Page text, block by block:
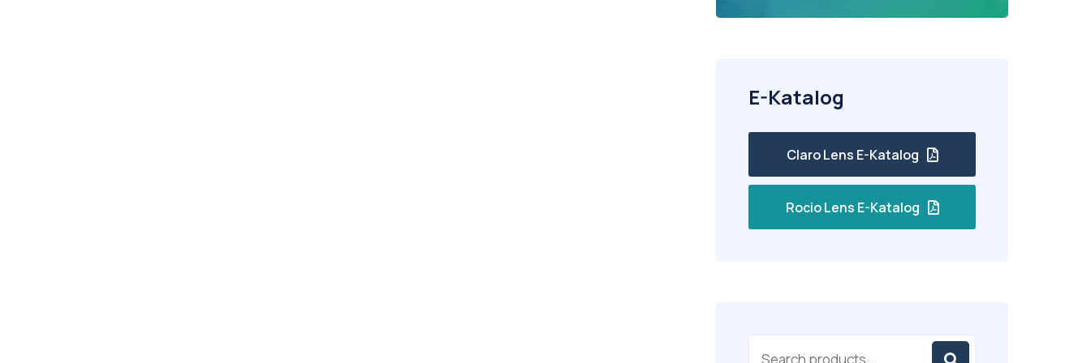
E-Katalog
Claro Lens E-Katalog
Rocio Lens E-Katalog